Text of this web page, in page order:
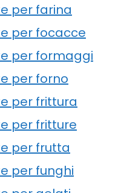
per farina
per focacce
per formaggi
per forno
per frittura
per fritture
per frutta
per funghi